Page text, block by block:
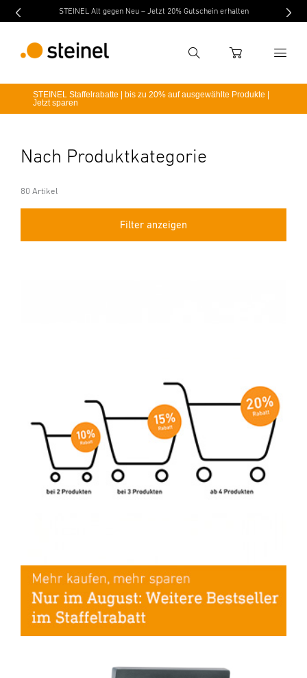
STEINEL Alt gegen Neu – Jetzt 20% Gutschein erhalten
Suche
Suchbegriff eingeben
WARENKORB
STEINEL Staffelrabatte | bis zu 20% auf ausgewählte Produkte |
Jetzt sparen
Nach Produktkategorie
80 Artikel
Filter anzeigen